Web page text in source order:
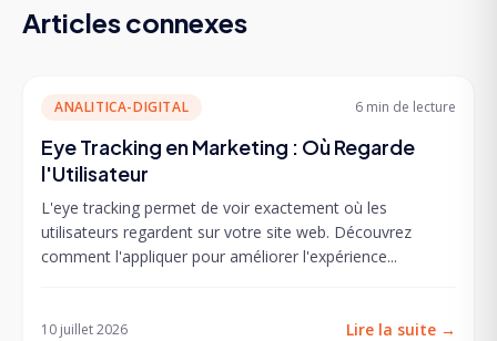
Articles connexes
ANALITICA-DIGITAL 6 min de lecture
Eye Tracking en Marketing : Où Regarde
l'Utilisateur
L'eye tracking permet de voir exactement où les
utilisateurs regardent sur votre site web. Découvrez
comment l'appliquer pour améliorer l'expérience...
10 juillet 2026 Lire la suite →